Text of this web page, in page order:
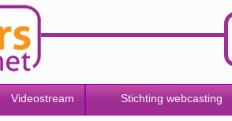
Videostream Stichting webcasting